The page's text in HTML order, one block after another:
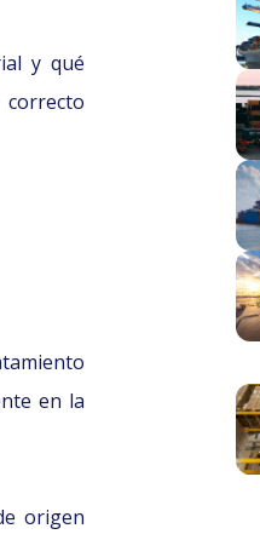
y qué
en la
origen